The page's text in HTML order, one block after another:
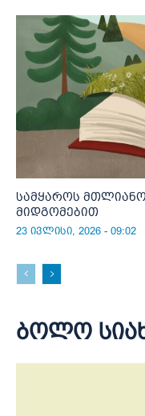
სამყაროს
მიდგომებით
23 ივლისი, 2026 - 09:02
ბოლო